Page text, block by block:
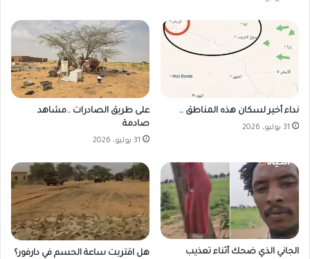
نداء أخير لسكان هذه المناطق ..
31 يوليو، 2026
على طريق الصادرات ..مشاهد
صادمة
31 يوليو، 2026
الجاني الذي ضحك أثناء تعذيب
هل اقتربت ساعة الحسم في دارفور؟